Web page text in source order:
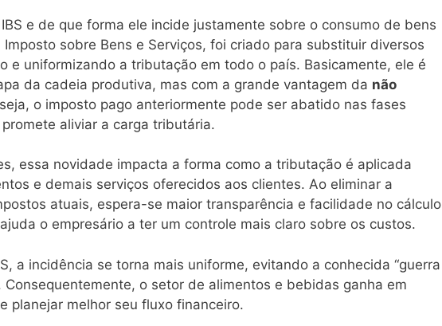
e de que forma ele incide justamente sobre o consumo de bens
Imposto sobre Bens e Serviços, foi criado para substituir diversos
e uniformizando a tributação em todo o país. Basicamente, ele é
da cadeia produtiva, mas com a grande vantagem da não
o imposto pago anteriormente pode ser abatido nas fases
aliviar a carga tributária.
essa novidade impacta a forma como a tributação é aplicada
e demais serviços oferecidos aos clientes. Ao eliminar a
atuais, espera-se maior transparência e facilidade no cálculo
o empresário a ter um controle mais claro sobre os custos.
a incidência se torna mais uniforme, evitando a conhecida “guerra
Consequentemente, o setor de alimentos e bebidas ganha em
planejar melhor seu fluxo financeiro.